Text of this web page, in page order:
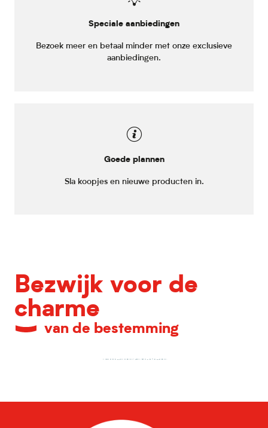
Speciale aanbiedingen
Bezoek meer en betaal minder met onze exclusieve
aanbiedingen.
Goede plannen
Sla koopjes en nieuwe producten in.
Bezwijk voor de
charme
van de bestemming
Lille in 2 dagen